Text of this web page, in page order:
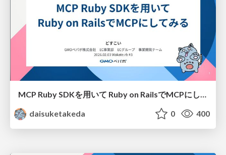
MCP Ruby SDKを用いて Ruby on RailsでMCPにしてみるWakaterb#3
daisuketakeda
0 400